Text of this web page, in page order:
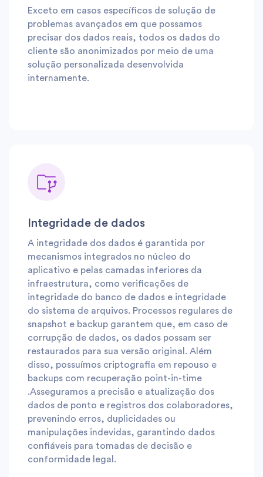
Exceto em casos específicos de solução de
problemas avançados em que possamos
precisar dos dados reais, todos os dados do
cliente são anonimizados por meio de uma
solução personalizada desenvolvida
internamente.
Integridade de dados
A integridade dos dados é garantida por
mecanismos integrados no núcleo do
aplicativo e pelas camadas inferiores da
infraestrutura, como verificações de
integridade do banco de dados e integridade
do sistema de arquivos. Processos regulares de
snapshot e backup garantem que, em caso de
corrupção de dados, os dados possam ser
restaurados para sua versão original. Além
disso, possuímos criptografia em repouso e
backups com recuperação point-in-time
.Asseguramos a precisão e atualização dos
dados de ponto e registros dos colaboradores,
prevenindo erros, duplicidades ou
manipulações indevidas, garantindo dados
confiáveis para tomadas de decisão e
conformidade legal.